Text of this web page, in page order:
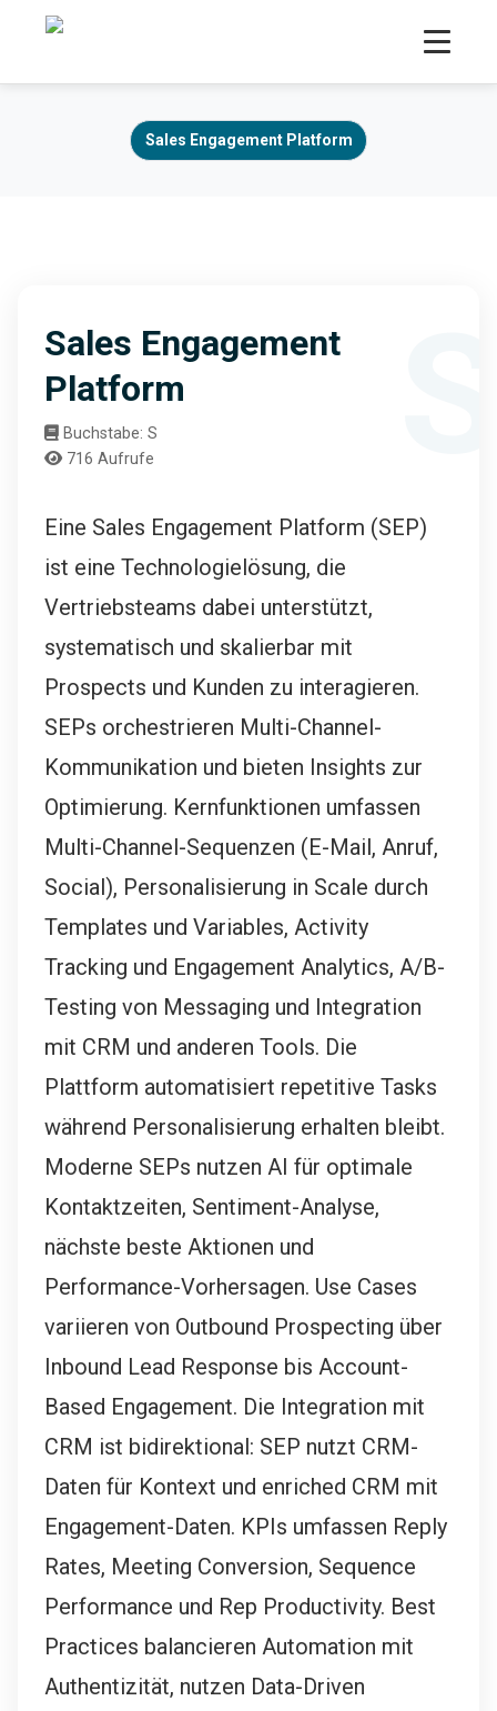
Sales Engagement Platform
Sales Engagement
Platform
Buchstabe: S
716 Aufrufe
Eine Sales Engagement Platform (SEP)
ist eine Technologielösung, die
Vertriebsteams dabei unterstützt,
systematisch und skalierbar mit
Prospects und Kunden zu interagieren.
SEPs orchestrieren Multi-Channel-
Kommunikation und bieten Insights zur
Optimierung. Kernfunktionen umfassen
Multi-Channel-Sequenzen (E-Mail, Anruf,
Social), Personalisierung in Scale durch
Templates und Variables, Activity
Tracking und Engagement Analytics, A/B-
Testing von Messaging und Integration
mit CRM und anderen Tools. Die
Plattform automatisiert repetitive Tasks
während Personalisierung erhalten bleibt.
Moderne SEPs nutzen AI für optimale
Kontaktzeiten, Sentiment-Analyse,
nächste beste Aktionen und
Performance-Vorhersagen. Use Cases
variieren von Outbound Prospecting über
Inbound Lead Response bis Account-
Based Engagement. Die Integration mit
CRM ist bidirektional: SEP nutzt CRM-
Daten für Kontext und enriched CRM mit
Engagement-Daten. KPIs umfassen Reply
Rates, Meeting Conversion, Sequence
Performance und Rep Productivity. Best
Practices balancieren Automation mit
Authentizität, nutzen Data-Driven